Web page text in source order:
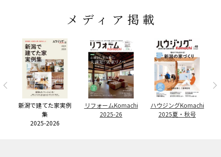
メディア掲載
新潟で建てた家実例
集
2025-2026
リフォームKomachi
2025-26
ハウジングKomachi
2025夏・秋号